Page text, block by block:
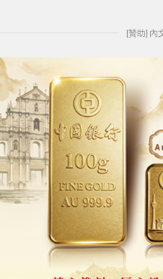
[贊助] 內